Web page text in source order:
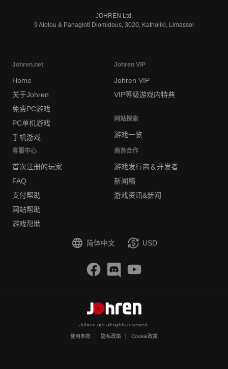
JOHREN Ltd.
9 Aiolou & Panagioti Diomidous, 3020, Katholiki, Limassol
Johren.net
Home
关于Johren
免费PC游戏
PC单机游戏
手机游戏
Johren VIP
Johren VIP
VIP等级游戏内特典
网站探索
游戏一览
客服中心
首次注册的玩家
FAQ
支付帮助
网站帮助
游戏帮助
商务合作
游戏发行商＆开发者
新闻稿
游戏资讯&新闻
简体中文 USD
Johren.net all rights reserved.
使用条款 隐私政策 Cookie政策